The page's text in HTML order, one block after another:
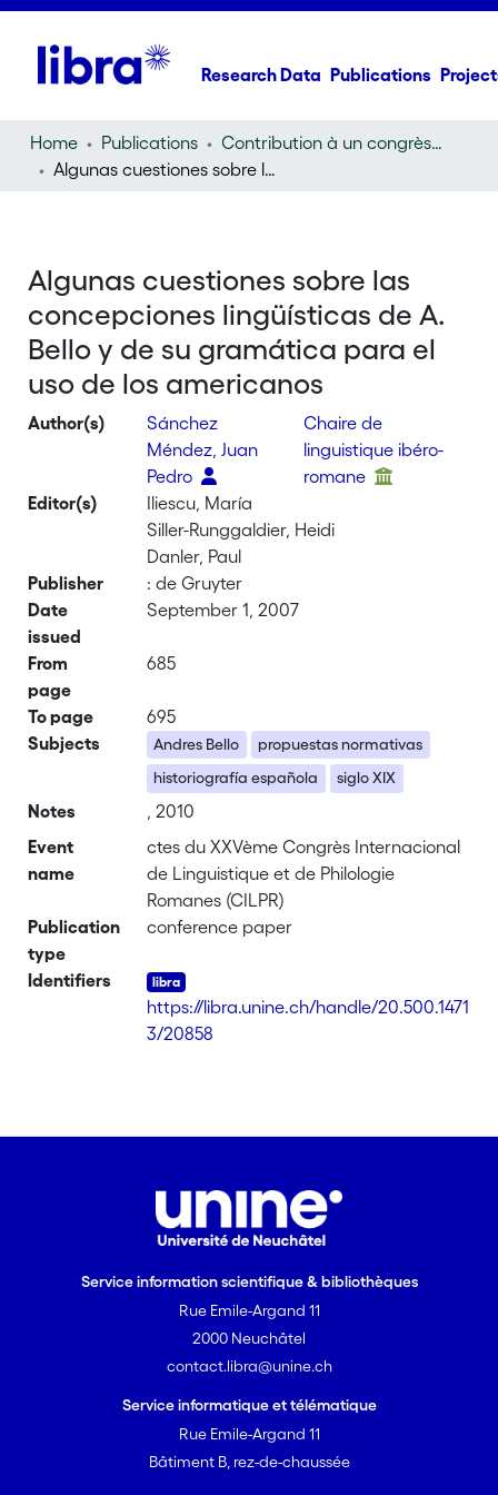
Research Data Publications
Home Publications
Contribution à un congrès (conference paper)
Algunas cuestiones sobre las concepciones lingüísticas de A. Bello y de su gramática para el uso de los americanos
Algunas cuestiones sobre las
concepciones lingüísticas de A.
Bello y de su gramática para el
uso de los americanos
Author(s)
Sánchez
Méndez, Juan
Pedro
Chaire de
linguistique ibéro-
romane
Editor(s)
Iliescu, María
Siller-Runggaldier, Heidi
Danler, Paul
Publisher
: de Gruyter
Date
issued
September 1, 2007
From
page
685
To page
695
Subjects
Andres Bello
propuestas normativas
historiografía española
siglo XIX
Notes
, 2010
Event
name
ctes du XXVème Congrès Internacional
de Linguistique et de Philologie
Romanes (CILPR)
Publication
type
conference paper
Identifiers
https://libra.unine.ch/handle/20.500.1471
3/20858
Service information scientifique & bibliothèques
Rue Emile-Argand 11
2000 Neuchâtel
contact.libra@unine.ch
Service informatique et télématique
Rue Emile-Argand 11
Bâtiment B, rez-de-chaussée